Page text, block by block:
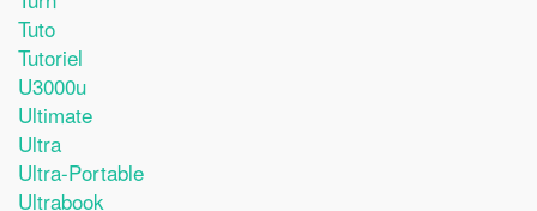
Tuto
Tutoriel
U3000u
Ultimate
Ultra
Ultra-Portable
Ultrabook